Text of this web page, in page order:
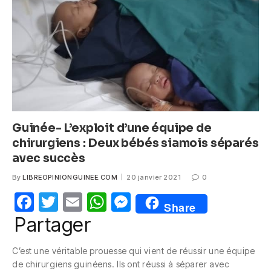
o
k
p er
Guinée- L’exploit d’une équipe de
chirurgiens : Deux bébés siamois séparés
avec succès
By LIBREOPINIONGUINEE.COM 20 janvier 2021 0
F
a
e
T
w
itt
er
E
m
W
s
M
e
e
Share
Partager
C’est une véritable prouesse qui vient de réussir une équipe
de chirurgiens guinéens. Ils ont réussi à séparer avec